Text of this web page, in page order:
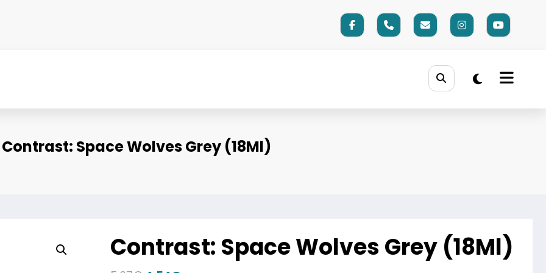
Contrast: Space Wolves Grey (18Ml)
Contrast: Space Wolves Grey (18Ml)